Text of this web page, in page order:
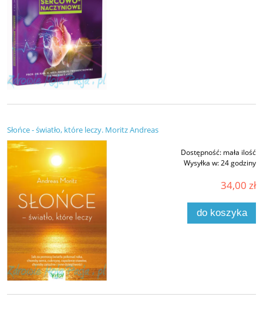
Słońce - światło, które leczy. Moritz Andreas
Dostępność: mała ilość
Wysyłka w:24 godziny
34,00 zł
do koszyka